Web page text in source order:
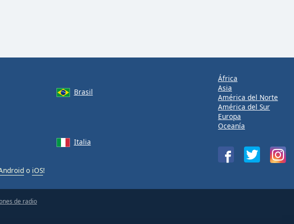
Brasil
Italia
o iOS!
África
Asia
América del Norte
América del Sur
Europa
Oceanía
de radio